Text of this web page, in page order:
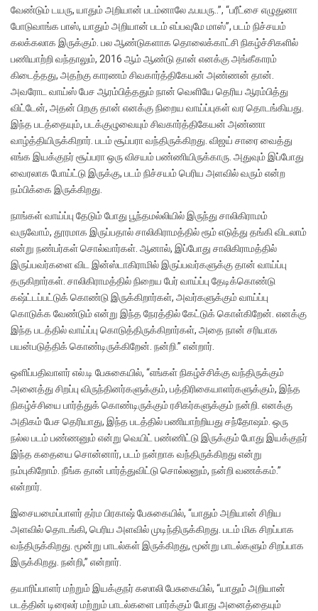
வேண்டும் டயரு, யாதும் அறியான் படம்னாலே ஃபயரு..”, “பரீட்சை எழுதுனா
போடுவாங்க பாஸ், யாதும் அறியான் படம் எப்பவுமே மாஸ்”, படம் நிச்சயம்
கலக்கலாக இருக்கும். பல ஆண்டுகளாக தொலைக்காட்சி நிகழ்ச்சிகளில்
பணியாற்றி வந்தாலும், 2016 ஆம் ஆண்டு தான் எனக்கு அங்கீகாரம்
கிடைத்தது, அதற்கு காரணம் சிவகார்த்திகேயன் அண்ணன் தான்.
அவரோட வாய்ஸ் பேச ஆரம்பித்ததும் நான் வெளியே தெரிய ஆரம்பித்து
விட்டேன், அதன் பிறகு தான் எனக்கு நிறைய வாய்ப்புகள் வர தொடங்கியது.
இந்த படத்தையும், படக்குழுவையும் சிவகார்த்திகேயன் அண்ணா
வாழ்த்தியிருக்கிறார். படம் சூப்பரா வந்திருக்கிறது. விஜய் சாரை வைத்து
எங்க இயக்குநர் சூப்பரா ஒரு விசயம் பண்ணியிருக்காரு. அதுவும் இப்போது
வைரலாக போய்ட்டு இருக்கு, படம் நிச்சயம் பெரிய அளவில் வரும் என்ற
நம்பிக்கை இருக்கிறது.
நாங்கள் வாய்ப்பு தேடும் போது பூந்தமல்லியில் இருந்து சாலிகிராமம்
வருவோம், தூரமாக இருப்பதால் சாலிகிராமத்தில் ரூம் எடுத்து தங்கி விடலாம்
என்று நண்பர்கள் சொல்வார்கள். ஆனால், இப்போது சாலிகிராமத்தில்
இருப்பவர்களை விட இன்ஸ்டாகிராமில் இருப்பவர்களுக்கு தான் வாய்ப்பு
தருகிறார்கள். சாலிகிராமத்தில் நிறைய பேர் வாய்ப்பு தேடிக்கொண்டு
கஷ்ட்டப்பட்டுக் கொண்டு இருக்கிறார்கள், அவர்களுக்கும் வாய்ப்பு
கொடுக்க வேண்டும் என்று இந்த நேரத்தில் கேட்டுக் கொள்கிறேன். எனக்கு
இந்த படத்தில் வாய்ப்பு கொடுத்திருக்கிறார்கள், அதை நான் சரியாக
பயன்படுத்திக் கொண்டிருக்கிறேன். நன்றி.” என்றார்.
ஒளிப்பதிவாளர் எல்.டி பேசுகையில், “எங்கள் நிகழ்ச்சிக்கு வந்திருக்கும்
அனைத்து சிறப்பு விருந்தினர்களுக்கும், பத்திரிகையாளர்களுக்கும், இந்த
நிகழ்ச்சியை பார்த்துக் கொண்டிருக்கும் ரசிகர்களுக்கும் நன்றி. எனக்கு
அதிகம் பேச தெரியாது, இந்த படத்தில் பணியாற்றியது சந்தோஷம். ஒரு
நல்ல படம் பண்ணனும் என்று வெயிட் பண்ணிட்டு இருக்கும் போது இயக்குநர்
இந்த கதையை சொன்னார், படம் நன்றாக வந்திருக்கிறது என்று
நம்புகிறோம். நீங்க தான் பார்த்துவிட்டு சொல்லனும், நன்றி வணக்கம்.”
என்றார்.
இசையமைப்பாளர் தர்ம பிரகாஷ் பேசுகையில், “யாதும் அறியான் சிறிய
அளவில் தொடங்கி, பெரிய அளவில் முடிந்திருக்கிறது. படம் மிக சிறப்பாக
வந்திருக்கிறது. மூன்று பாடல்கள் இருக்கிறது, மூன்று பாடல்களும் சிறப்பாக
இருக்கிறது. நன்றி,” என்றார்.
தயாரிப்பாளர் மற்றும் இயக்குநர் கஸாலி பேசுகையில், “யாதும் அறியான்
படத்தின் டிரைலர் மற்றும் பாடல்களை பார்க்கும் போது அனைத்தையும்